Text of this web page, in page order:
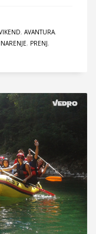
, AVANTURA,
, PRENJ,